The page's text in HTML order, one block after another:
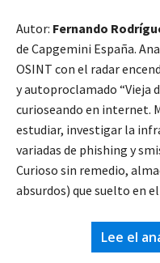
Autor: Fernando
de Capgemini España.
OSINT con el radar
y autoproclamado “Vieja
curioseando en internet.
estudiar, investigar la
variadas de phishing y
Curioso sin remedio,
absurdos) que suelto en
Lee el